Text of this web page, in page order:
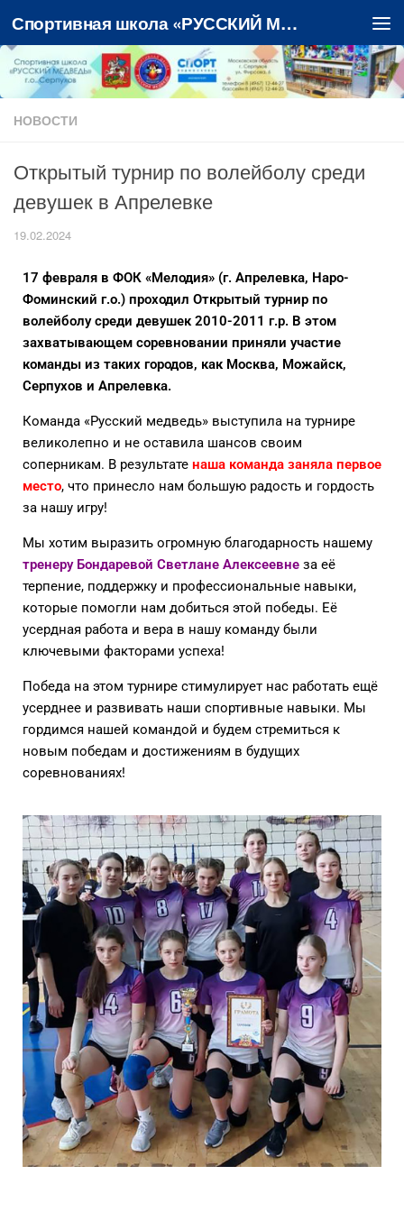
Перейти к содержимому Спортивная школа «РУССКИЙ МЕДВЕДЬ»
НОВОСТИ
Открытый турнир по волейболу среди
девушек в Апрелевке
19.02.2024
17 февраля в ФОК «Мелодия» (г. Апрелевка, Наро-
Фоминский г.о.) проходил Открытый турнир по
волейболу среди девушек 2010-2011 г.р. В этом
захватывающем соревновании приняли участие
команды из таких городов, как Москва, Можайск,
Серпухов и Апрелевка.
Команда «Русский медведь» выступила на турнире
великолепно и не оставила шансов своим
соперникам. В результате наша команда заняла первое
место, что принесло нам большую радость и гордость
за нашу игру!
Мы хотим выразить огромную благодарность нашему
тренеру Бондаревой Светлане Алексеевне за её
терпение, поддержку и профессиональные навыки,
которые помогли нам добиться этой победы. Её
усердная работа и вера в нашу команду были
ключевыми факторами успеха!
Победа на этом турнире стимулирует нас работать ещё
усерднее и развивать наши спортивные навыки. Мы
гордимся нашей командой и будем стремиться к
новым победам и достижениям в будущих
соревнованиях!